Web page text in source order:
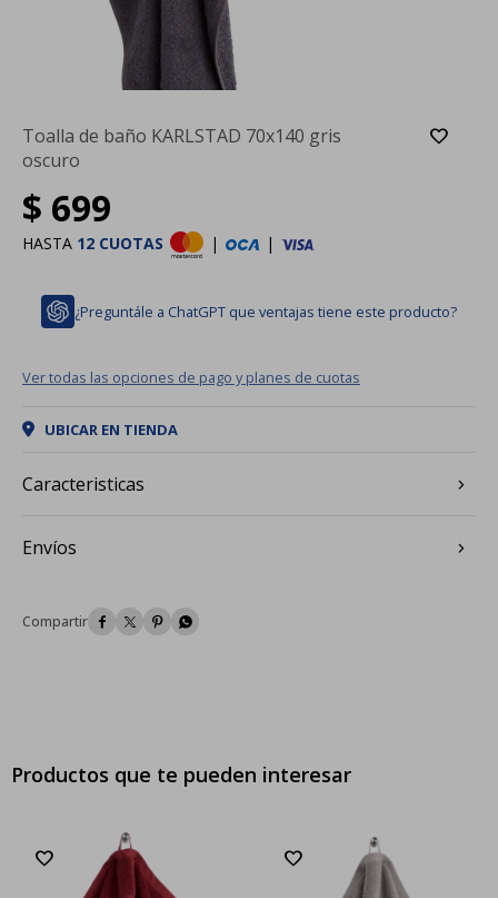
Toalla de baño KARLSTAD 70x140 gris
oscuro
$ 699
HASTA 12 CUOTAS | |
¿Preguntále a ChatGPT que ventajas tiene este producto?
Ver todas las opciones de pago y planes de cuotas
UBICAR EN TIENDA
Caracteristicas
Envíos
   
Productos que te pueden interesar